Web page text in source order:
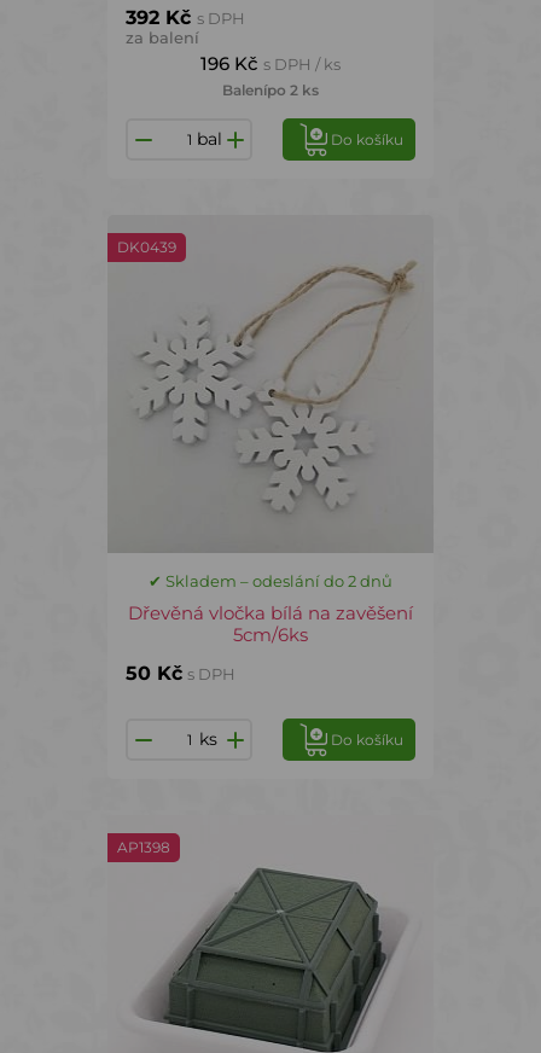
392 Kč s DPH
za balení
196 Kč s DPH / ks
Balenípo 2 ks
bal Do košíku
DK0439
✔ Skladem – odeslání do 2 dnů
Dřevěná vločka bílá na zavěšení
5cm/6ks
50 Kč s DPH
ks Do košíku
AP1398